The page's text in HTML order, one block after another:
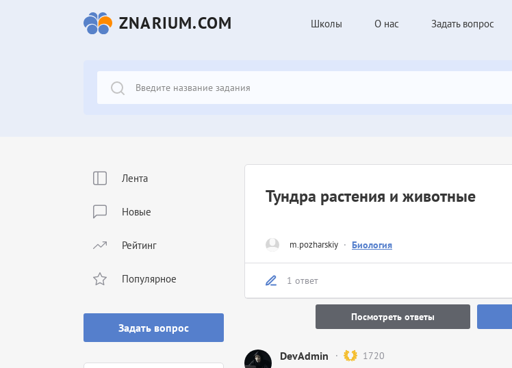
ZNARIUM.COM Школы О нас Задать вопрос
Лента
Новые
Рейтинг
Популярное
Задать вопрос
m.pozharskiy · Биология
Тундра растения и животные
1 ответ
Посмотреть ответы
DevAdmin 1720